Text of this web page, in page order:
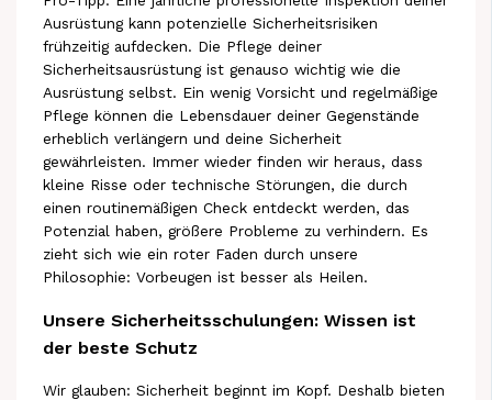
Ausrüstung kann potenzielle Sicherheitsrisiken
frühzeitig aufdecken. Die Pflege deiner
Sicherheitsausrüstung ist genauso wichtig wie die
Ausrüstung selbst. Ein wenig Vorsicht und regelmäßige
Pflege können die Lebensdauer deiner Gegenstände
erheblich verlängern und deine Sicherheit
gewährleisten. Immer wieder finden wir heraus, dass
kleine Risse oder technische Störungen, die durch
einen routinemäßigen Check entdeckt werden, das
Potenzial haben, größere Probleme zu verhindern. Es
zieht sich wie ein roter Faden durch unsere
Philosophie: Vorbeugen ist besser als Heilen.
Unsere Sicherheitsschulungen: Wissen ist
der beste Schutz
Wir glauben: Sicherheit beginnt im Kopf. Deshalb bieten